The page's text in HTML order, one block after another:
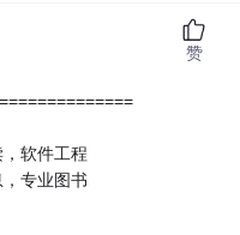
软件工程
专业图书
赞